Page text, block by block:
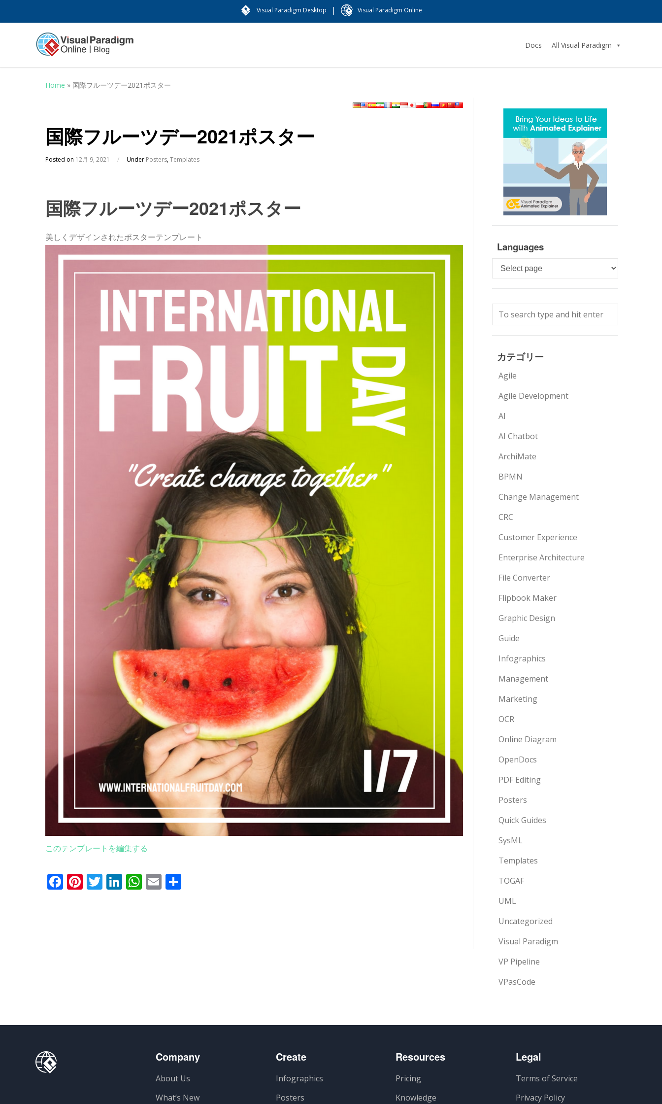
Visual Paradigm Desktop | Visual Paradigm Online
Docs All Visual Paradigm
Home » 国際フルーツデー2021ポスター
国際フルーツデー2021ポスター
Posted on 12月 9, 2021 / Under Posters,Templates
国際フルーツデー2021ポスター
美しくデザインされたポスターテンプレート
このテンプレートを編集する
Facebook
Pinterest
Twitter
LinkedIn
WhatsApp
Email
Languages
Languages
カテゴリー
Agile
Agile Development
AI
AI Chatbot
ArchiMate
BPMN
Change Management
CRC
Customer Experience
Enterprise Architecture
File Converter
Flipbook Maker
Graphic Design
Guide
Infographics
Management
Marketing
OCR
Online Diagram
OpenDocs
PDF Editing
Posters
Quick Guides
SysML
Templates
TOGAF
UML
Uncategorized
Visual Paradigm
VP Pipeline
VPasCode
Company
About Us
What’s New
Create
Infographics
Posters
Resources
Pricing
Knowledge
Legal
Terms of Service
Privacy Policy